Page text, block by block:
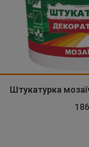
Штукатурка